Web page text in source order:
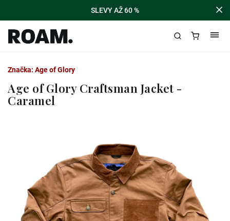
SLEVY AŽ 60 %
Age of Glory Craftsman Jacket -
Caramel
Značka: Age of Glory